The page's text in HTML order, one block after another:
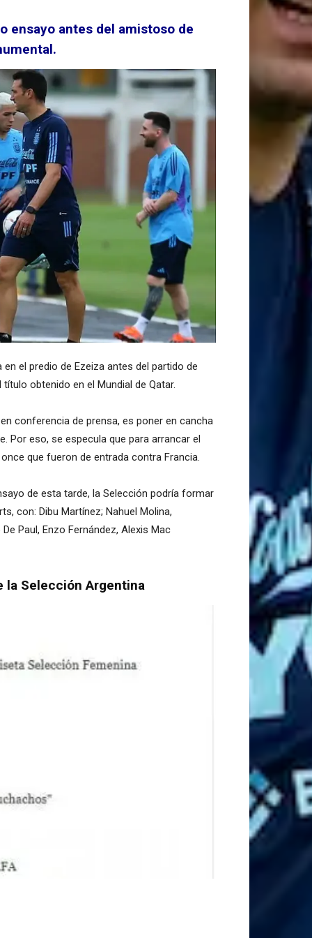
ensayo antes del amistoso de
el predio de Ezeiza antes del partido de
obtenido en el Mundial de Qatar.
conferencia de prensa, es poner en cancha
Por eso, se especula que para arrancar el
que fueron de entrada contra Francia.
de esta tarde, la Selección podría formar
con: Dibu Martínez; Nahuel Molina,
Paul, Enzo Fernández, Alexis Mac
la Selección Argentina